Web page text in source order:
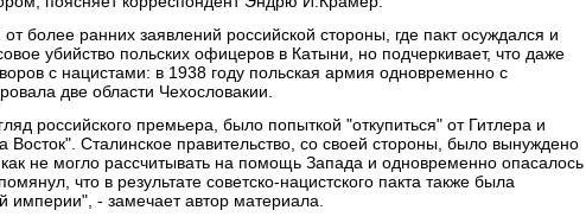
от более ранних заявлений российской стороны, где пакт осуждался и
убийство польских офицеров в Катыни, но подчеркивает, что даже
с нацистами: в 1938 году польская армия одновременно с
две области Чехословакии.
российского премьера, было попыткой "откупиться" от Гитлера и
Восток". Сталинское правительство, со своей стороны, было вынуждено
не могло рассчитывать на помощь Запада и одновременно опасалось
что в результате советско-нацистского пакта также была
империи", - замечает автор материала.